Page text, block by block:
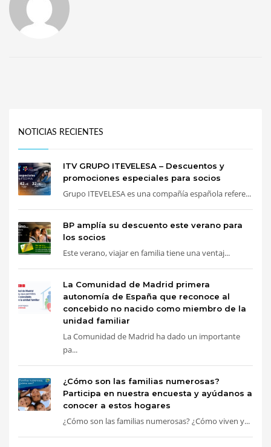
NOTICIAS RECIENTES
ITV GRUPO ITEVELESA – Descuentos y
promociones especiales para socios
Grupo ITEVELESA es una compañía española refere...
BP amplía su descuento este verano para
los socios
Este verano, viajar en familia tiene una ventaj...
La Comunidad de Madrid primera
autonomía de España que reconoce al
concebido no nacido como miembro de la
unidad familiar
La Comunidad de Madrid ha dado un importante
pa...
¿Cómo son las familias numerosas?
Participa en nuestra encuesta y ayúdanos a
conocer a estos hogares
¿Cómo son las familias numerosas? ¿Cómo viven y...